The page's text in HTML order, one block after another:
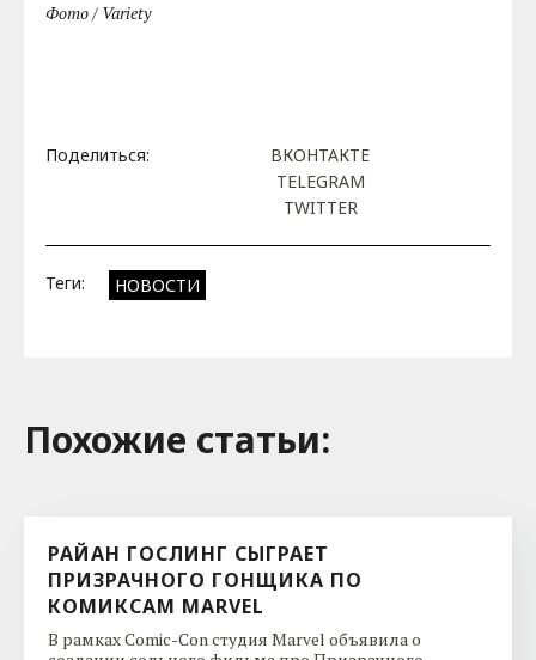
Фото / Variety
Поделиться:
ВКОНТАКТЕ
TELEGRAM
TWITTER
Теги: НОВОСТИ
Похожие cтатьи:
РАЙАН ГОСЛИНГ СЫГРАЕТ
ПРИЗРАЧНОГО ГОНЩИКА ПО
КОМИКСАМ MARVEL
В рамках Comic-Con студия Marvel объявила о